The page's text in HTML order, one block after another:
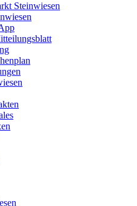
Steinwiesen